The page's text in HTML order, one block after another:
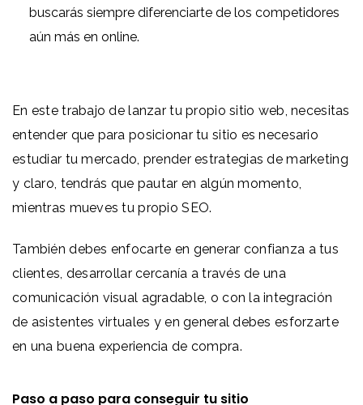
buscarás siempre diferenciarte de los competidores
aún más en online.
En este trabajo de lanzar tu propio sitio web, necesitas
entender que para posicionar tu sitio es necesario
estudiar tu mercado, prender estrategias de marketing
y claro, tendrás que pautar en algún momento,
mientras mueves tu propio SEO.
También debes enfocarte en generar confianza a tus
clientes, desarrollar cercanía a través de una
comunicación visual agradable, o con la integración
de asistentes virtuales y en general debes esforzarte
en una buena experiencia de compra.
Paso a paso para conseguir tu sitio